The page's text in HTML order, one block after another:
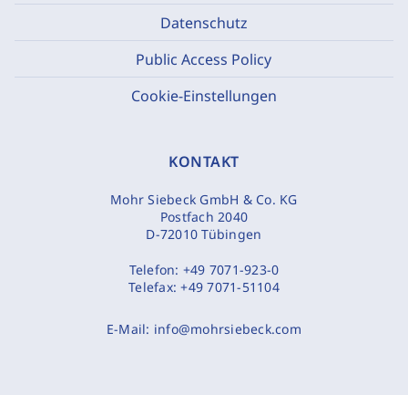
Datenschutz
Public Access Policy
Cookie-Einstellungen
KONTAKT
Mohr Siebeck GmbH & Co. KG
Postfach 2040
D-72010 Tübingen
Telefon: +49 7071-923-0
Telefax:+49 7071-51104
E-Mail: info@mohrsiebeck.com